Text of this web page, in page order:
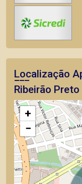
Localização
Ribeirão Preto
+
−